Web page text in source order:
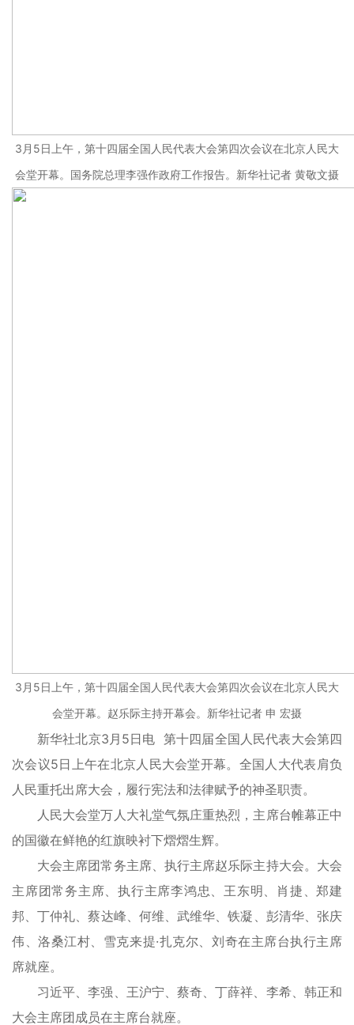
3月5日上午，第十四届全国人民代表大会第四次会议在北京人民大
会堂开幕。国务院总理李强作政府工作报告。新华社记者 黄敬文摄
3月5日上午，第十四届全国人民代表大会第四次会议在北京人民大
会堂开幕。赵乐际主持开幕会。新华社记者 申 宏摄
新华社北京3月5日电 第十四届全国人民代表大会第四
次会议5日上午在北京人民大会堂开幕。全国人大代表肩负
人民重托出席大会，履行宪法和法律赋予的神圣职责。
人民大会堂万人大礼堂气氛庄重热烈，主席台帷幕正中
的国徽在鲜艳的红旗映衬下熠熠生辉。
大会主席团常务主席、执行主席赵乐际主持大会。大会
主席团常务主席、执行主席李鸿忠、王东明、肖捷、郑建
邦、丁仲礼、蔡达峰、何维、武维华、铁凝、彭清华、张庆
伟、洛桑江村、雪克来提·扎克尔、刘奇在主席台执行主席
席就座。
习近平、李强、王沪宁、蔡奇、丁薛祥、李希、韩正和
大会主席团成员在主席台就座。